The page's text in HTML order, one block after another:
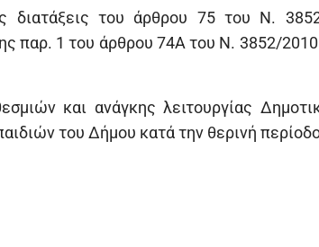
διατάξεις του άρθρου 75 του Ν.
παρ. 1 του άρθρου 74A του N. 3852/
και ανάγκης λειτουργίας
του Δήμου κατά την θερινή